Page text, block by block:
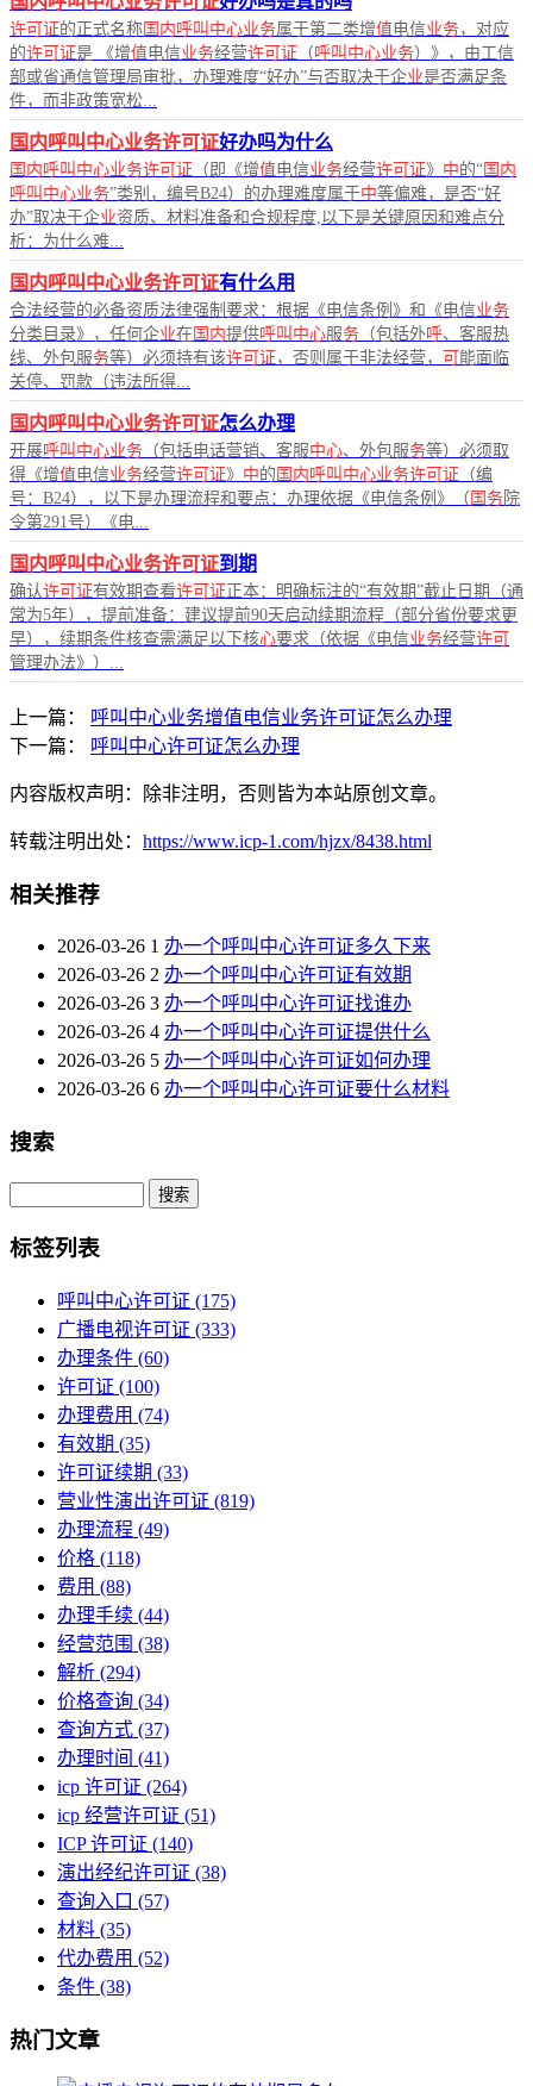
许可证的正式名称 国内呼叫中心业务属于第二类增值 电信业务，对应
的许可证是 《增值 电信业务经营许可证 （ 呼叫中心业务）》，由工信
部或省通信管理局审批，办理难度“好办”与否取决于企业是否满足条
件，而非政策宽松...
国内呼叫中心业务许可证好办吗为什么
国内呼叫中心业务许可证 （即《增值 电信业务经营许可证》 中的“ 国内
呼叫中心业务”类别，编号B24）的办理难度属于中等偏难，是否“好
办”取决于企业资质、材料准备和合规程度,以下是关键原因和难点分
析：为什么难...
国内呼叫中心业务许可证有什么用
合法经营的必备资质法律强制要求：根据《电信条例》和《电信业务
分类目录》，任何企业在 国内提供呼叫中心服务 （包括外呼、客服热
线、外包服务等）必须持有该许可证 ，否则属于非法经营， 可 能面临
关停、罚款（违法所得...
国内呼叫中心业务许可证怎么办理
开展呼叫中心业务 （包括电话营销、客服中心、外包服务等）必须取
得《增值 电信业务经营许可证》 中的 国内呼叫中心业务许可证 （编
号：B24），以下是办理流程和要点：办理依据《电信条例》（ 国务院
令第291号）《电...
国内呼叫中心业务许可证到期
确认许可证有效期查看许可证 正本：明确标注的“有效期”截止日期（通
常为5年），提前准备：建议提前90天启动续期流程（部分省份要求更
早），续期条件核查需满足以下核心要求（依据《电信业务经营许可
管理办法》）...
上一篇：
呼叫中心业务增值电信业务许可证怎么办理
下一篇：
呼叫中心许可证怎么办理
内容版权声明：除非注明，否则皆为本站原创文章。
转载注明出处： https://www.icp-1.com/hjzx/8438.html
相关推荐
2026-03-26 1 办一个呼叫中心许可证多久下来
2026-03-26 2 办一个呼叫中心许可证有效期
2026-03-26 3 办一个呼叫中心许可证找谁办
2026-03-26 4 办一个呼叫中心许可证提供什么
2026-03-26 5 办一个呼叫中心许可证如何办理
2026-03-26 6 办一个呼叫中心许可证要什么材料
搜索
Search
标签列表
呼叫中心许可证 (175)
广播电视许可证 (333)
办理条件 (60)
许可证 (100)
办理费用 (74)
有效期 (35)
许可证续期 (33)
营业性演出许可证 (819)
办理流程 (49)
价格 (118)
费用 (88)
办理手续 (44)
经营范围 (38)
解析 (294)
价格查询 (34)
查询方式 (37)
办理时间 (41)
icp 许可证 (264)
icp 经营许可证 (51)
ICP 许可证 (140)
演出经纪许可证 (38)
查询入口 (57)
材料 (35)
代办费用 (52)
条件 (38)
热门文章